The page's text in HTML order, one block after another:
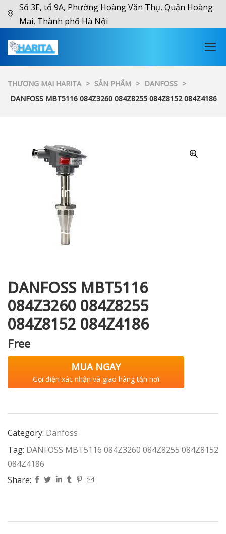
Số 3E, tổ 9A, Phường Hoàng Văn Thụ, Quận Hoàng
Mai, Thành phố Hà Nội
THƯƠNG MẠI HARITA > SẢN PHẨM > DANFOSS >
DANFOSS MBT5116 084Z3260 084Z8255 084Z8152 084Z4186
DANFOSS MBT5116
084Z3260 084Z8255
084Z8152 084Z4186
Free
MUA NGAY
Gọi điện xác nhận và giao hàng tận nơi
Category: Danfoss
Tag: DANFOSS MBT5116 084Z3260 084Z8255 084Z8152
084Z4186
Share: